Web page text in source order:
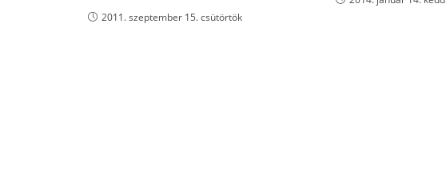
2011. szeptember 15. csütörtök